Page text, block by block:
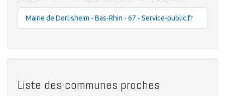
Mairie de Dorlisheim - Bas-Rhin - 67 - Service-public.fr
Liste des communes proches